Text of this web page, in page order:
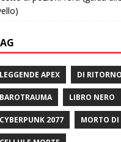
LEGGENDE APEX DI
BAROTRAUMA LIBRO NERO
CYBERPUNK 2077 MORTO